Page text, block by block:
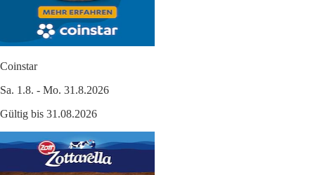
Coinstar
Sa. 1.8. - Mo. 31.8.2026
Gültig bis 31.08.2026